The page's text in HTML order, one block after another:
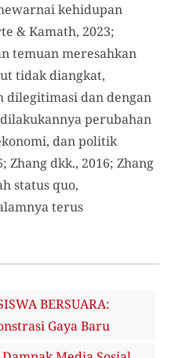
kehidupan
& Kamath, 2023;
temuan meresahkan
tidak diangkat,
dilegitimasi dan dengan
perubahan
dan politik
Zhang dkk., 2016; Zhang
status quo,
terus
BERSUARA:
Gaya Baru